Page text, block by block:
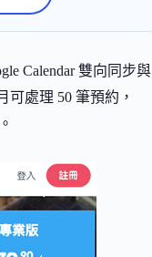
Calendar 雙向同步與
可處理 50 筆預約，